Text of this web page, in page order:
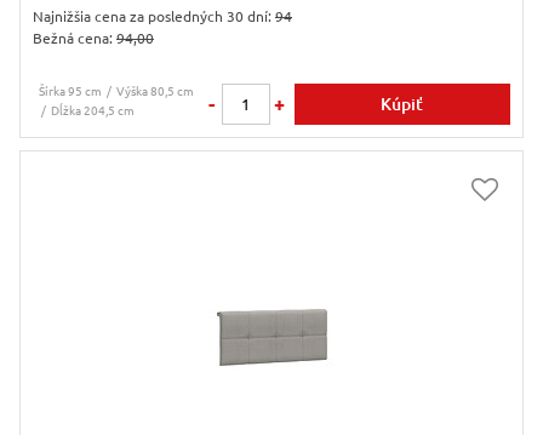
Najnižšia cena za posledných 30 dní: 94
Bežná cena: 94,00
Šírka 95 cm
Výška 80,5 cm
Dĺžka 204,5 cm
- + Kúpiť